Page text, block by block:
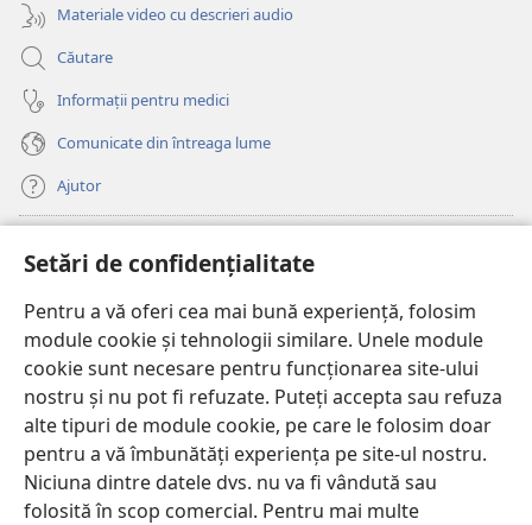
Setări de confidențialitate
Pentru a vă oferi cea mai bună experiență, folosim
module cookie și tehnologii similare. Unele module
cookie sunt necesare pentru funcționarea site-ului
nostru și nu pot fi refuzate. Puteți accepta sau refuza
alte tipuri de module cookie, pe care le folosim doar
pentru a vă îmbunătăți experiența pe site-ul nostru.
Niciuna dintre datele dvs. nu va fi vândută sau
folosită în scop comercial. Pentru mai multe
Materiale video cu descrieri audio
Căutare
Informații pentru medici
Comunicate din întreaga lume
Ajutor
(se
deschide
o
fereastră
nouă)
Watchtower – BIBLIOTECĂ ONLINE™
(se
deschide
o
fereastră
JW Hub ®
(se
deschide
o
fereastră
nouă)
JW Library®
Watchtower Library